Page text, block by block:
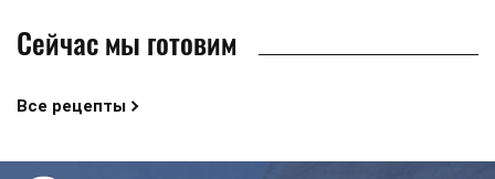
Сейчас мы готовим
Все рецепты